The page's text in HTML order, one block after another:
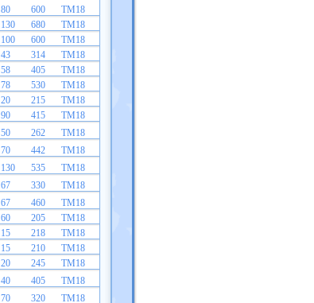
80 600
TM18
130 680
TM18
100 600
TM18
43 314
TM18
58 405
TM18
78 530
TM18
20 215
TM18
90 415
TM18
50 262
TM18
70 442
TM18
130 535
TM18
67 330
TM18
67 460
TM18
60 205
TM18
15 218
TM18
15 210
TM18
20 245
TM18
40 405
TM18
70 320 TM18